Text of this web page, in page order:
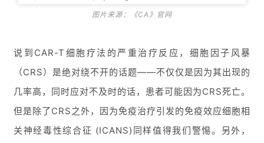
图片来源：《CA》官网
说到CAR-T细胞疗法的严重治疗反应，细胞因子风暴
（CRS）是绝对绕不开的话题——不仅仅是因为其出现的
几率高，同时应对不及时的话，患者可能因为CRS死亡。
但是除了CRS之外，因为免疫治疗引发的免疫效应细胞相
关神经毒性综合征 (ICANS)同样值得我们警惕。另外，